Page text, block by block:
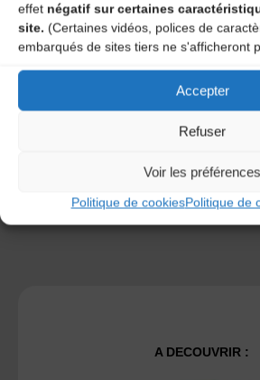
effet négatif sur certaines
site. (Certaines vidéos, polices de
embarqués de sites tiers ne s'afficheront
Accepter
Refuser
Voir les préférences
Politique de cookiesPolitique de
Save my name, email, and site URL in
Ce site utilise Akismet pour réduire les
commentaires sont traitées
A DECOUVRIR :